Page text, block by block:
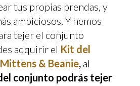
tus propias prendas, y
ambiciosos. Y hemos
tejer el conjunto
adquirir el Kit del
& Beanie, al
conjunto podrás tejer